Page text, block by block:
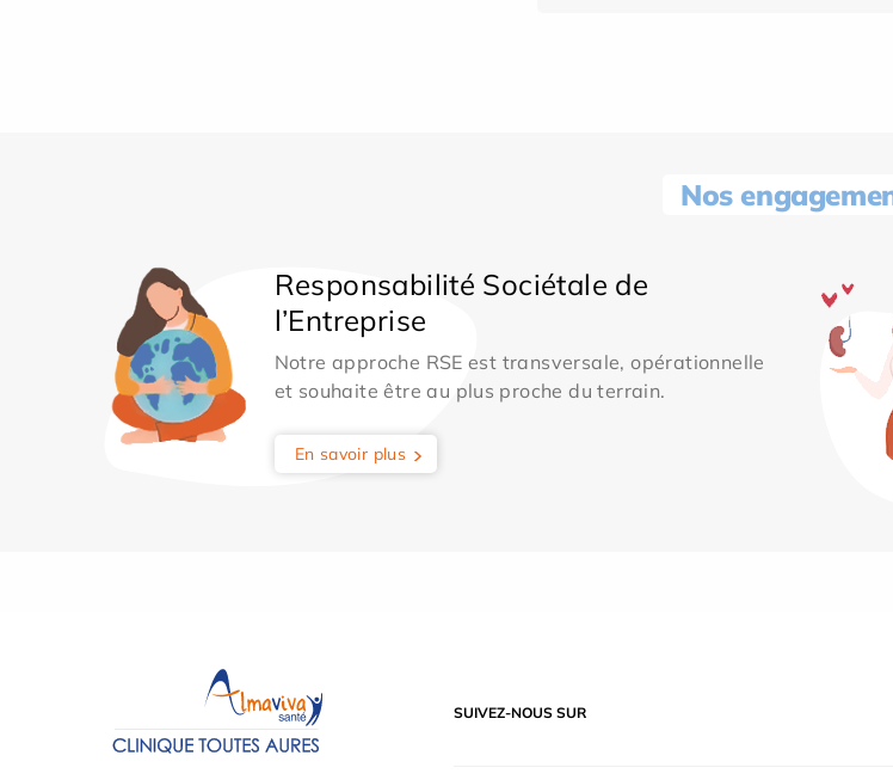
Nos
Responsabilité Sociétale de
l’Entreprise
Notre approche RSE est transversale, opérationnelle
et souhaite être au plus proche du terrain.
En savoir plus
SUIVEZ-NOUS SUR